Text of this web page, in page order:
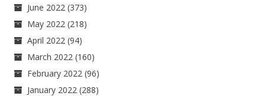
June 2022 (373)
May 2022 (218)
April 2022 (94)
March 2022 (160)
February 2022 (96)
January 2022 (288)